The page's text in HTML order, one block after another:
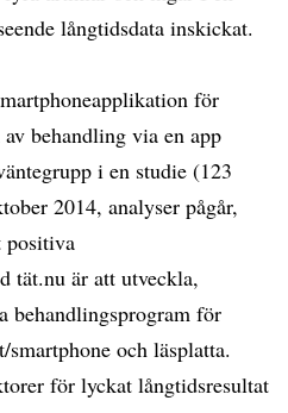
långtidsdata inskickat.
för
behandling via en app
i en studie (123
2014, analyser pågår,
positiva
tät.nu är att utveckla,
behandlingsprogram för
och läsplatta.
för lyckat långtidsresultat